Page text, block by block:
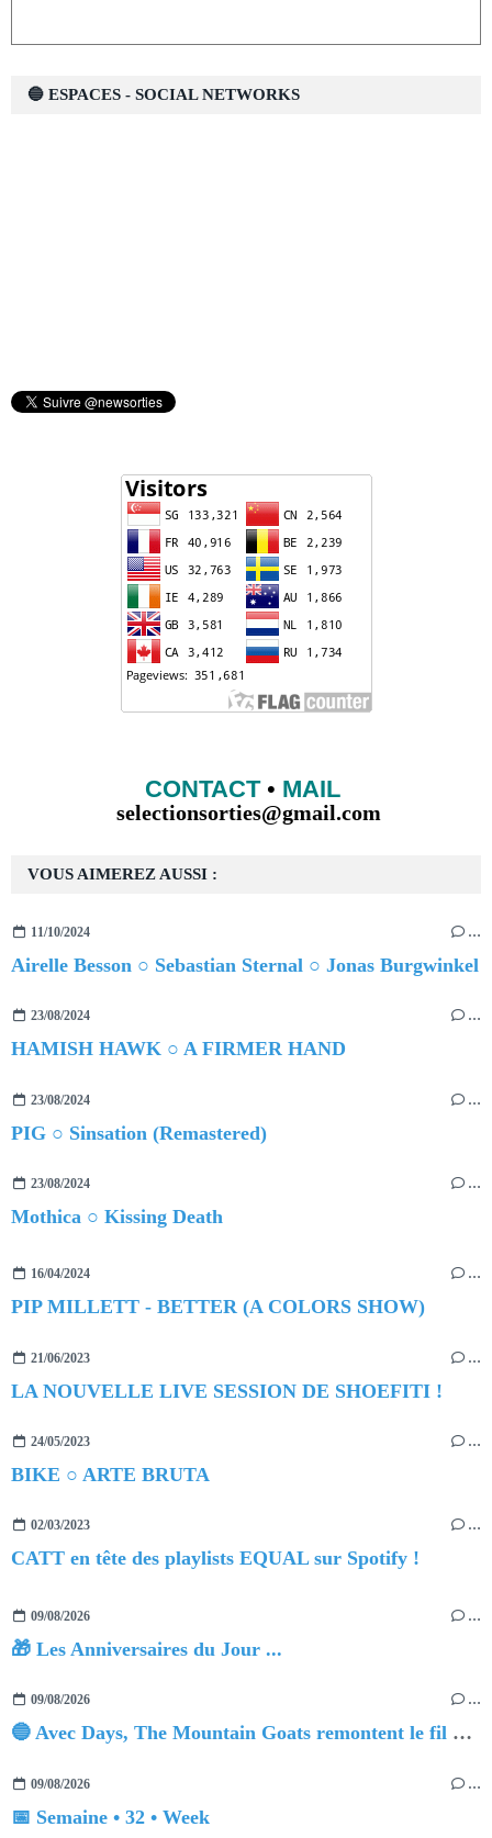
VOUS AIMEREZ AUSSI :
11/10/2024 …
Airelle Besson ○ Sebastian Sternal ○ Jonas Burgwinkel
23/08/2024 …
HAMISH HAWK ○ A FIRMER HAND
23/08/2024 …
PIG ○ Sinsation (Remastered)
23/08/2024 …
Mothica ○ Kissing Death
16/04/2024 …
PIP MILLETT - BETTER (A COLORS SHOW)
21/06/2023 …
LA NOUVELLE LIVE SESSION DE SHOEFITI !
24/05/2023 …
BIKE ○ ARTE BRUTA
02/03/2023 …
CATT en tête des playlists EQUAL sur Spotify !
09/08/2026 …
🎁 Les Anniversaires du Jour ...
09/08/2026 …
🔵 Avec Days, The Mountain Goats remontent le fil du temps
09/08/2026 …
📅 Semaine • 32 • Week
🔵 ESPACES - SOCIAL NETWORKS
CONTACT• MAIL
selectionsorties@gmail.com